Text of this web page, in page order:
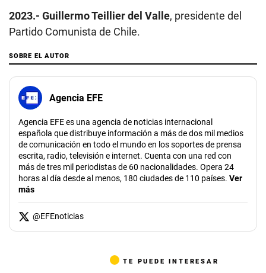
2023.- Guillermo Teillier del Valle, presidente del
Partido Comunista de Chile.
SOBRE EL AUTOR
Agencia EFE
Agencia EFE es una agencia de noticias internacional
española que distribuye información a más de dos mil medios
de comunicación en todo el mundo en los soportes de prensa
escrita, radio, televisión e internet. Cuenta con una red con
más de tres mil periodistas de 60 nacionalidades. Opera 24
horas al día desde al menos, 180 ciudades de 110 países. Ver
más
@EFEnoticias
TE PUEDE INTERESAR